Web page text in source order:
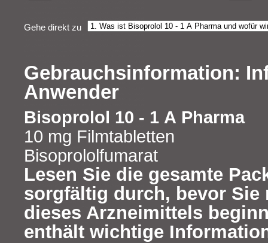
Gehe direkt zu
Gebrauchsinformation:
Anwender
Bisoprolol 10 - 1 A Pharma
10 mg Filmtabletten
Bisoprololfumarat
Lesen Sie die gesamte
sorgfältig durch, bevor Sie
dieses Arzneimittels
enthält wichtige